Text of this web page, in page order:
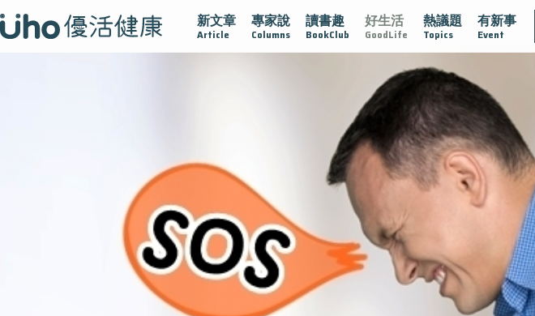
新文章
Article
專家說
Columns
讀書趣
BookClub
好生活
GoodLife
熱議題
Topics
有新事
Event
疫情保衛戰 再生醫學 愛的未來視 認識攝護腺肥大 守護骨骼健康 達文西手術專欄